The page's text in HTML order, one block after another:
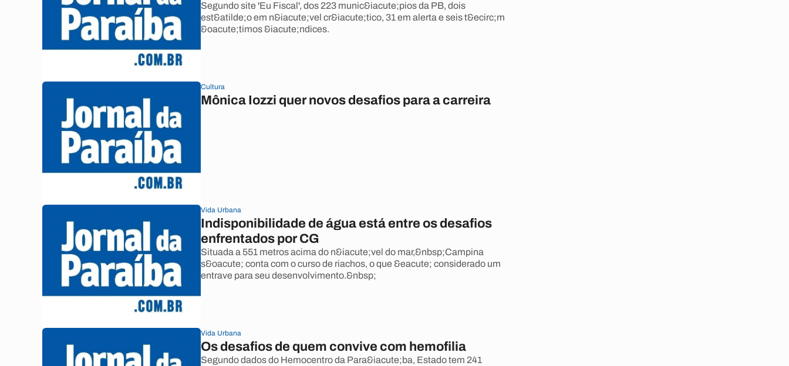
Segundo site 'Eu Fiscal', dos 223 munic&iacute;pios da PB, dois
est&atilde;o em n&iacute;vel cr&iacute;tico, 31 em alerta e seis t&ecirc;m
&oacute;timos &iacute;ndices.
Cultura
Mônica Iozzi quer novos desafios para a carreira
Vida Urbana
Indisponibilidade de água está entre os desafios
enfrentados por CG
Situada a 551 metros acima do n&iacute;vel do mar,&nbsp;Campina
s&oacute; conta com o curso de riachos, o que &eacute; considerado um
entrave para seu desenvolvimento.&nbsp;
Vida Urbana
Os desafios de quem convive com hemofilia
Segundo dados do Hemocentro da Para&iacute;ba, Estado tem 241